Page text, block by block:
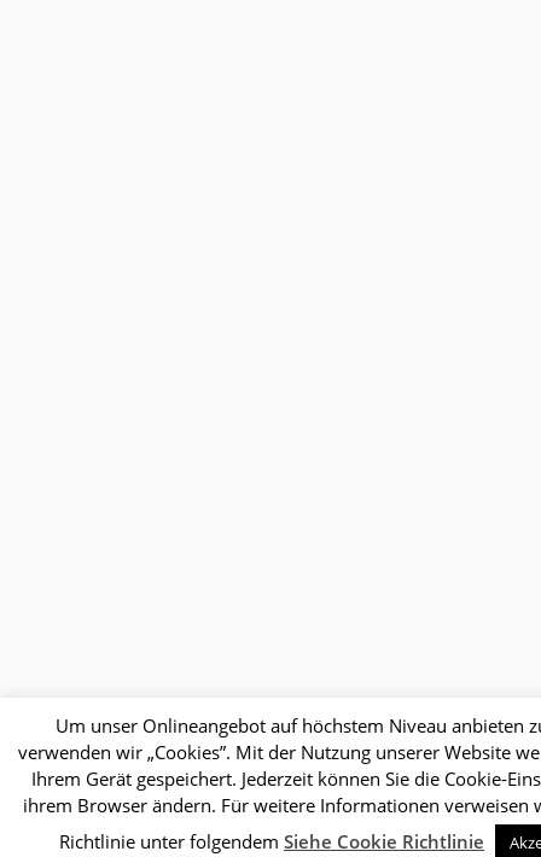
Um unser Onlineangebot auf höchstem Niveau anbieten
verwenden wir „Cookies”. Mit der Nutzung unserer Website
Ihrem Gerät gespeichert. Jederzeit können Sie die Cookie-
ihrem Browser ändern. Für weitere Informationen verweisen
Richtlinie unter folgendem Siehe Cookie Richtlinie